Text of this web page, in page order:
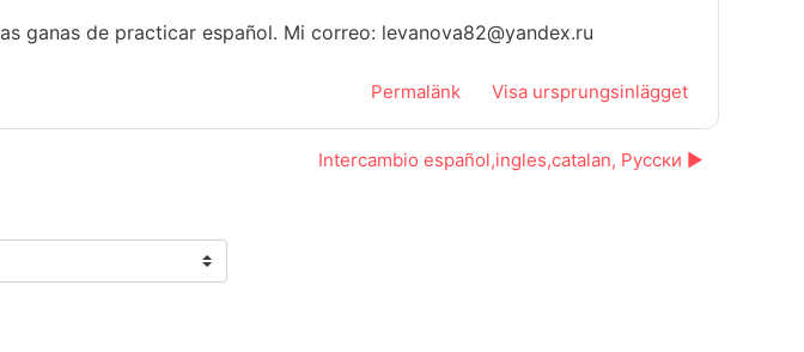
ganas de practicar español. Mi correo: levanova82@yandex.ru
Permalänk Visa ursprungsinlägget
Intercambio español,ingles,catalan, Русски ▶︎